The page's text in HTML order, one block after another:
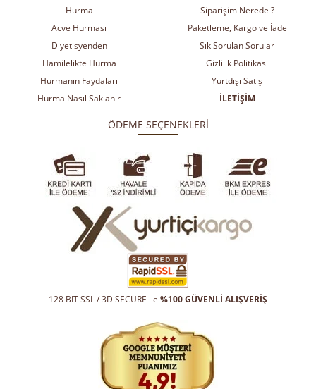
Hurma
Siparişim Nerede ?
Acve Hurması
Paketleme, Kargo ve İade
Diyetisyenden
Sık Sorulan Sorular
Hamilelikte Hurma
Gizlilik Politikası
Hurmanın Faydaları
Yurtdışı Satış
Hurma Nasıl Saklanır
İLETİŞİM
ÖDEME SEÇENEKLERİ
128 BİT SSL / 3D SECURE ile %100 GÜVENLİ ALIŞVERİŞ